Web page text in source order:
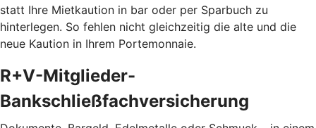
statt Ihre Mietkaution in bar oder per Sparbuch zu
hinterlegen. So fehlen nicht gleichzeitig die alte und die
neue Kaution in Ihrem Portemonnaie.
R+V-Mitglieder-
Bankschließfachversicherung